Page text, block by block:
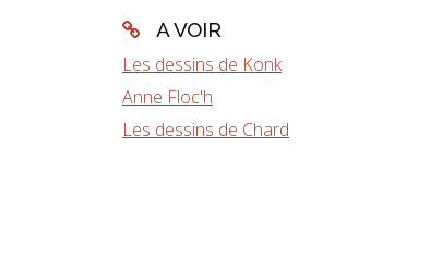
A VOIR
Les dessins de Konk
Anne Floc'h
Les dessins de Chard